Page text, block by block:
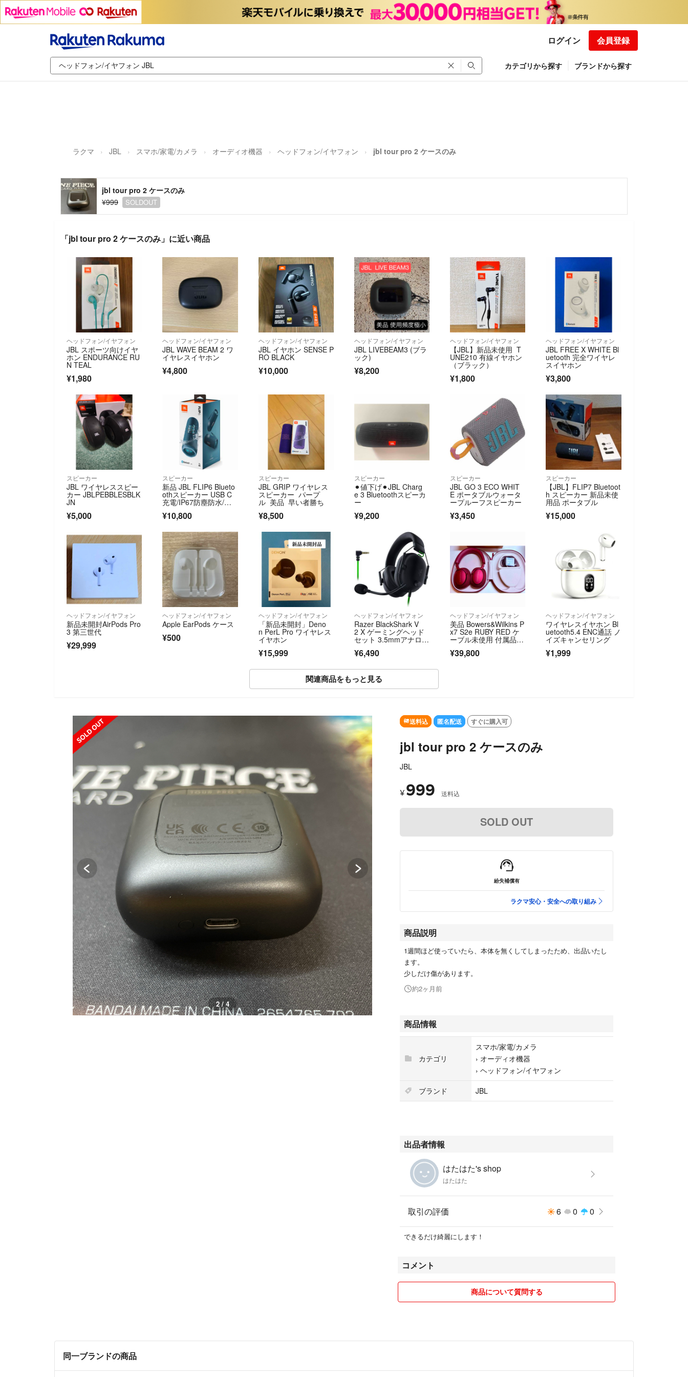
ログイン 会員登録
カテゴリから探す ブランドから探す
ラクマ JBL スマホ/家電/カメラ オーディオ機器 ヘッドフォン/イヤフォン jbl tour pro 2 ケースのみ
jbl tour pro 2 ケースのみ
¥999
SOLDOUT
「jbl tour pro 2 ケースのみ」に近い商品
ヘッドフォン/イヤフォン
JBL スポーツ向けイヤ
ホン ENDURANCE RU
N TEAL
¥1,980
ヘッドフォン/イヤフォン
JBL WAVE BEAM 2 ワ
イヤレスイヤホン
¥4,800
ヘッドフォン/イヤフォン
JBL イヤホン SENSE P
RO BLACK
¥10,000
ヘッドフォン/イヤフォン
JBL LIVEBEAM3 (ブラ
ック)
¥8,200
ヘッドフォン/イヤフォン
【JBL】新品未使用 T
UNE210 有線イヤホン
（ブラック）
¥1,800
ヘッドフォン/イヤフォン
JBL FREE X WHITE Bl
uetooth 完全ワイヤレ
スイヤホン
¥3,800
スピーカー
JBL ワイヤレススピー
カー JBLPEBBLESBLK
JN
¥5,000
スピーカー
新品 JBL FLIP6 Blueto
othスピーカー USB C
充電/IP67防塵防水/ポ
P6BLU
¥10,800
スピーカー
JBL GRIP ワイヤレス
スピーカー パープ
ル 美品 早い者勝ち
¥8,500
スピーカー
⚫︎値下げ⚫︎JBL Charg
e 3 Bluetoothスピーカ
ー
¥9,200
スピーカー
JBL GO 3 ECO WHIT
E ポータブルウォータ
ープルーフスピーカー
¥3,450
スピーカー
【JBL】FLIP7 Bluetoot
h スピーカー 新品未使
用品 ポータブル
¥15,000
ヘッドフォン/イヤフォン
新品未開封AirPods Pro
3 第三世代
¥29,999
ヘッドフォン/イヤフォン
Apple EarPods ケース
¥500
ヘッドフォン/イヤフォン
「新品未開封」Deno
n PerL Pro ワイヤレス
イヤホン
¥15,999
ヘッドフォン/イヤフォン
Razer BlackShark V
2 X ゲーミングヘッド
セット 3.5mmアナロ
¥6,490
ヘッドフォン/イヤフォン
美品 Bowers&Wilkins P
x7 S2e RUBY RED ケ
ーブル未使用 付属品完
¥39,800
ヘッドフォン/イヤフォン
ワイヤレスイヤホン Bl
uetooth5.4 ENC通話 ノ
イズキャンセリング
¥1,999
関連商品をもっと見る
SOLD OUT
2 / 4
送料込 匿名配送 すぐに購入可
jbl tour pro 2 ケースのみ
JBL
¥ 999 送料込
SOLD OUT
紛失補償有
ラクマ安心・安全への取り組み
商品説明
1週間ほど使っていたら、本体を無くしてしまったため、出品いたし
ます。
少しだけ傷があります。
約2ヶ月前
商品情報
カテゴリ
スマホ/家電/カメラ
› オーディオ機器
› ヘッドフォン/イヤフォン
ブランド
JBL
出品者情報
はたはた's shop
はたはた
取引の評価 6 0 0
できるだけ綺麗にします！
コメント
商品について質問する
同一ブランドの商品